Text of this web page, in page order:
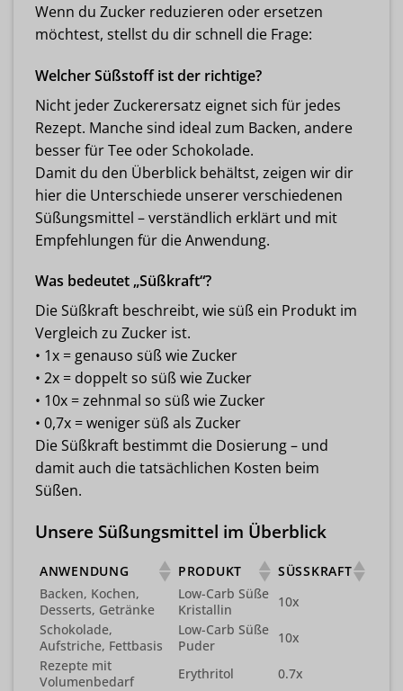
Wenn du Zucker reduzieren oder ersetzen
möchtest, stellst du dir schnell die Frage:
Welcher Süßstoff ist der richtige?
Nicht jeder Zuckerersatz eignet sich für jedes
Rezept. Manche sind ideal zum Backen, andere
besser für Tee oder Schokolade.
Damit du den Überblick behältst, zeigen wir dir
hier die Unterschiede unserer verschiedenen
Süßungsmittel – verständlich erklärt und mit
Empfehlungen für die Anwendung.
Was bedeutet „Süßkraft“?
Die Süßkraft beschreibt, wie süß ein Produkt im
Vergleich zu Zucker ist.
• 1x = genauso süß wie Zucker
• 2x = doppelt so süß wie Zucker
• 10x = zehnmal so süß wie Zucker
• 0,7x = weniger süß als Zucker
Die Süßkraft bestimmt die Dosierung – und
damit auch die tatsächlichen Kosten beim
Süßen.
Unsere Süßungsmittel im Überblick
ANWENDUNG PRODUKT
SÜSSKRAFT
Backen, Kochen,
Desserts, Getränke
Low-Carb Süße
Kristallin
10x
Schokolade,
Aufstriche, Fettbasis
Low-Carb Süße
Puder
10x
Rezepte mit
Volumenbedarf
Erythritol
0.7x